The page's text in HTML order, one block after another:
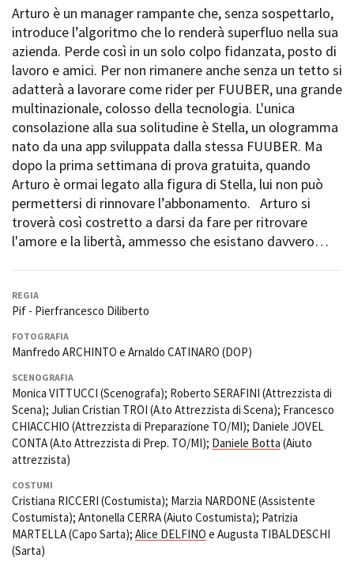
Sala Paolo Tenna
FILM FUNDS
Piemonte Film Tv Fund
Piemonte Film Tv
Development Fund
Piemonte Doc Film Fund
Short Film Fund
PRODUCTION GUIDE
Società di produzione
Strutture di servizio
Professionisti
Beginners
LOCATION GUIDE
FILM DATABASE
BOOK DATABASE
NEWS
CASTING
Biografilm Festival - Bio to B
Industry Days
Locarno Film Festival
Mostra Internazionale d’Arte
Cinematografica Venezia
Toronto International Film
Festival
Festa del Cinema di Roma
Torino Film Festival
David di Donatello
Nastri d’Argento
Premio Solinas
STRUMENTI
profilo
Stage - Tirocini - Scuola e
per affidamento lavori in
economia
Amministrazione trasparente
Bandi e gare
Arturo è un manager rampante che, senza sospettarlo,
introduce l’algoritmo che lo renderà superfluo nella sua
azienda. Perde così in un solo colpo fidanzata, posto di
lavoro e amici. Per non rimanere anche senza un tetto si
adatterà a lavorare come rider per FUUBER, una grande
multinazionale, colosso della tecnologia. L'unica
consolazione alla sua solitudine è Stella, un ologramma
nato da una app sviluppata dalla stessa FUUBER. Ma
dopo la prima settimana di prova gratuita, quando
Arturo è ormai legato alla figura di Stella, lui non può
permettersi di rinnovare l’abbonamento. Arturo si
troverà così costretto a darsi da fare per ritrovare
l'amore e la libertà, ammesso che esistano davvero…
REGIA
Pif - Pierfrancesco Diliberto
FOTOGRAFIA
Manfredo ARCHINTO e Arnaldo CATINARO (DOP)
SCENOGRAFIA
Monica VITTUCCI (Scenografa); Roberto SERAFINI (Attrezzista di
Scena); Julian Cristian TROI (A.to Attrezzista di Scena); Francesco
CHIACCHIO (Attrezzista di Preparazione TO/MI); Daniele JOVEL
CONTA (A.to Attrezzista di Prep. TO/MI); Daniele Botta (Aiuto
attrezzista)
COSTUMI
Cristiana RICCERI (Costumista); Marzia NARDONE (Assistente
Costumista); Antonella CERRA (Aiuto Costumista); Patrizia
MARTELLA (Capo Sarta); Alice DELFINO e Augusta TIBALDESCHI
(Sarta)